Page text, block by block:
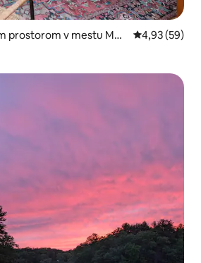
prostorom v mestu Mon
Povprečna
4,93 (59)
z značko »Izbira gostov«